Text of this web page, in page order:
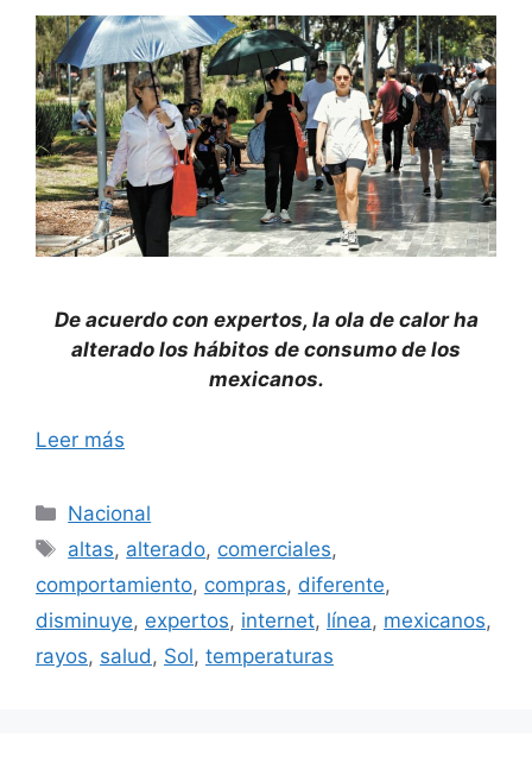
De acuerdo con expertos, la ola de calor ha
alterado los hábitos de consumo de los
mexicanos.
Leer más
Categorías
Nacional
Etiquetas
altas, alterado, comerciales,
comportamiento, compras, diferente,
disminuye, expertos, internet, línea, mexicanos,
rayos, salud , Sol, temperaturas